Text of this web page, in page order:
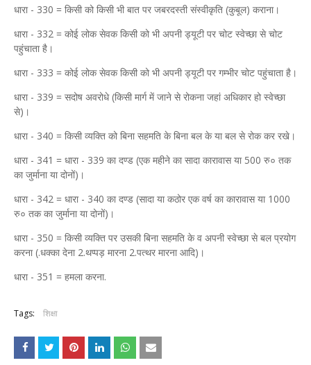
धारा - 330 = किसी को किसी भी बात पर जबरदस्ती संस्वीकृति (कुबूल) कराना।
धारा - 332 = कोई लोक सेवक किसी को भी अपनी ड्यूटी पर चोट स्वेच्छा से चोट
पहुंचाता है।
धारा - 333 = कोई लोक सेवक किसी को भी अपनी ड्यूटी पर गम्भीर चोट पहुंचाता है।
धारा - 339 = सदोष अवरोधे (किसी मार्ग में जाने से रोकना जहां अधिकार हो स्वेच्छा
से)।
धारा - 340 = किसी व्यक्ति को बिना सहमति के बिना बल के या बल से रोक कर रखे।
धारा - 341 = धारा - 339 का दण्ड (एक महीने का सादा कारावास या 500 रु० तक
का जुर्माना या दोनों)।
धारा - 342 = धारा - 340 का दण्ड (सादा या कठोर एक वर्ष का कारावास या 1000
रु० तक का जुर्माना या दोनों)।
धारा - 350 = किसी व्यक्ति पर उसकी बिना सहमति के व अपनी स्वेच्छा से बल प्रयोग
करना (.धक्का देना 2.थप्पड़ मारना 2.पत्थर मारना आदि)।
धारा - 351 = हमला करना.
Tags: शिक्षा